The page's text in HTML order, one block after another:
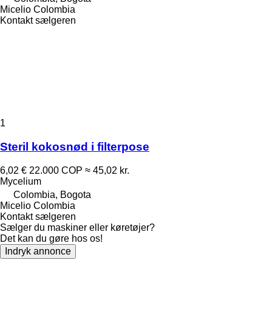
Micelio Colombia
Kontakt sælgeren
1
Steril kokosnød i filterpose
6,02 € 22.000 COP ≈ 45,02 kr.
Mycelium
Colombia, Bogota
Micelio Colombia
Kontakt sælgeren
Sælger du maskiner eller køretøjer?
Det kan du gøre hos os!
Indryk annonce